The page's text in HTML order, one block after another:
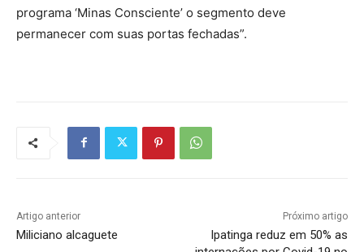
programa ‘Minas Consciente’ o segmento deve
permanecer com suas portas fechadas”.
Artigo anterior
Miliciano alcaguete
Próximo artigo
Ipatinga reduz em 50% as